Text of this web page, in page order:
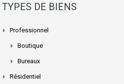
TYPES DE BIENS
Professionnel
Boutique
Bureaux
Résidentiel